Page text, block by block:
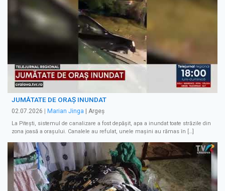
JUMĂTATE DE ORAȘ INUNDAT
02.07.2026 Marian Jinga | Argeș
La Pitești, sistemul de canalizare a fost depășit, apa a inundat toate străzile din
zona joasă a orașului. Canalele au refulat, unele mașini au rămas în […]